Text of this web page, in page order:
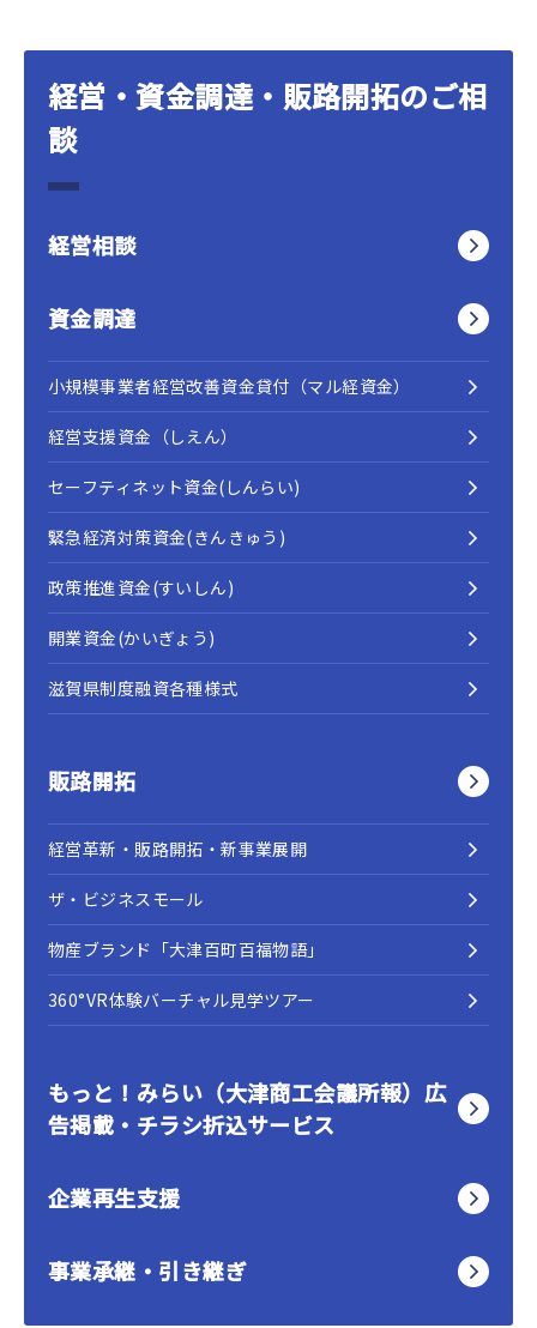
経営・資金調達・販路開拓のご相
談
経営相談
資金調達
小規模事業者経営改善資金貸付（マル経資金）
経営支援資金（しえん）
セーフティネット資金(しんらい)
緊急経済対策資金(きんきゅう)
政策推進資金(すいしん)
開業資金(かいぎょう)
滋賀県制度融資各種様式
販路開拓
経営革新・販路開拓・新事業展開
ザ・ビジネスモール
物産ブランド「大津百町百福物語」
360°VR体験バーチャル見学ツアー
もっと！みらい（大津商工会議所報）広
告掲載・チラシ折込サービス
企業再生支援
事業承継・引き継ぎ